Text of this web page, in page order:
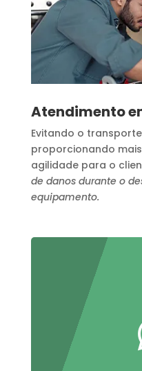
Atendimento
Evitando o
proporcionando
agilidade para o
de danos durante o
equipamento.